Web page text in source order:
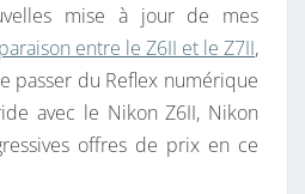
N
Z
6
I
I
mise à jour de mes
entre le Z6II et le Z7II,
passer du Reflex numérique
avec le Nikon Z6II, Nikon
offres de prix en ce